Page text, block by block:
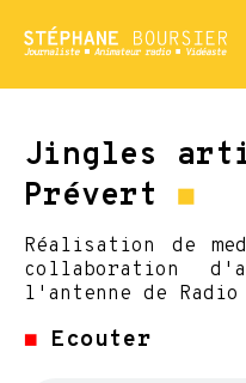
Jingles
Prévert ◼
Réalisation de
collaboration
l'antenne de Radio
◼ Ecouter